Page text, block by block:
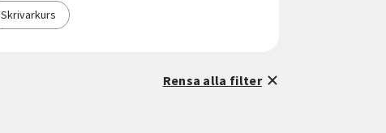
Skrivarkurs
Rensa alla filter